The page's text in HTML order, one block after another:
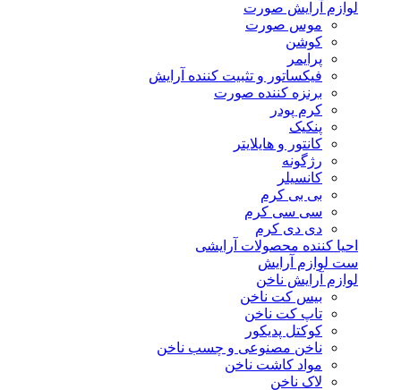
لوازم آرایش صورت
موس صورت
کوشن
پرایمر
فیکساتور و تثبیت کننده آرایش
برنزه کننده صورت
کرم پودر
پنکیک
کانتور و هایلایتر
رژگونه
کانسیلر
بی بی کرم
سی سی کرم
دی دی کرم
احیا کننده محصولات آرایشی
ست لوازم آرایش
لوازم آرایش ناخن
بیس کت ناخن
تاپ کت ناخن
کوکتل پدیکور
ناخن مصنوعی و چسب ناخن
مواد کاشت ناخن
لاک ناخن